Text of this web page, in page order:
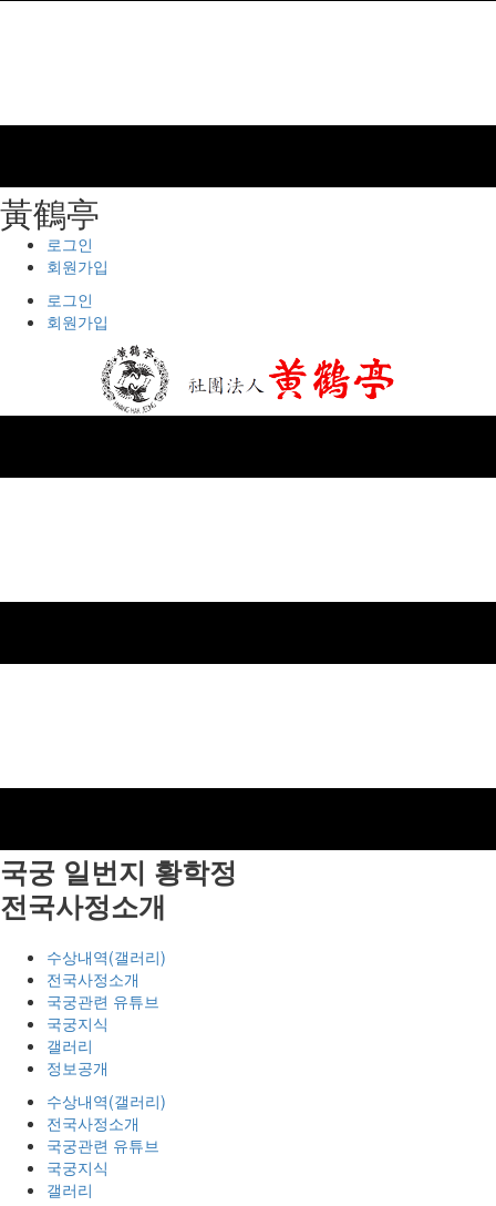
⿈鶴亭
로그인
회원가입
로그인
회원가입
국궁 일번지 황학정
전국사정소개
수상내역(갤러리)
전국사정소개
국궁관련 유튜브
국궁지식
갤러리
정보공개
수상내역(갤러리)
전국사정소개
국궁관련 유튜브
국궁지식
갤러리